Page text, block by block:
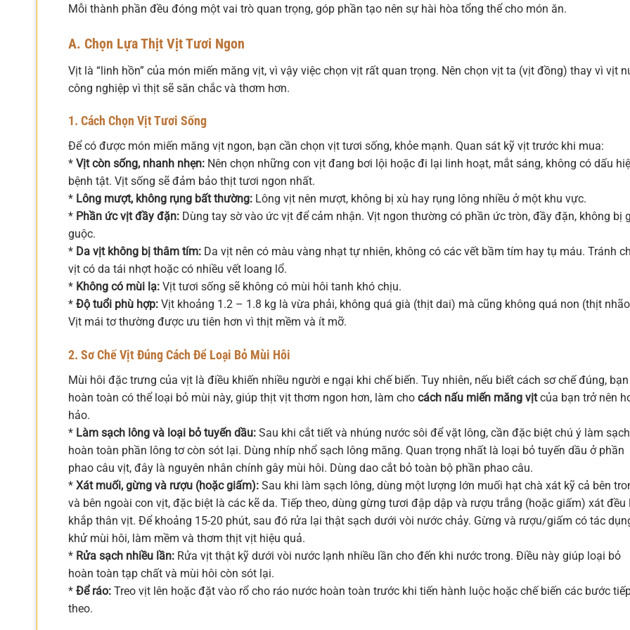
Mỗi thành phần đều đóng một vai trò quan trọng, góp phần tạo nên sự hài hòa tổng thể cho món ăn.
A. Chọn Lựa Thịt Vịt Tươi Ngon
Vịt là “linh hồn” của món miến măng vịt, vì vậy việc chọn vịt rất quan trọng. Nên chọn vịt ta (vịt đồng) thay vì vịt
công nghiệp vì thịt sẽ săn chắc và thơm hơn.
1. Cách Chọn Vịt Tươi Sống
Để có được món miến măng vịt ngon, bạn cần chọn vịt tươi sống, khỏe mạnh. Quan sát kỹ vịt trước khi mua:
* Vịt còn sống, nhanh nhẹn: Nên chọn những con vịt đang bơi lội hoặc đi lại linh hoạt, mắt sáng, không có dấu
bệnh tật. Vịt sống sẽ đảm bảo thịt tươi ngon nhất.
* Lông mượt, không rụng bất thường: Lông vịt nên mượt, không bị xù hay rụng lông nhiều ở một khu vực.
* Phần ức vịt đầy đặn: Dùng tay sờ vào ức vịt để cảm nhận. Vịt ngon thường có phần ức tròn, đầy đặn, không bị
guộc.
* Da vịt không bị thâm tím: Da vịt nên có màu vàng nhạt tự nhiên, không có các vết bầm tím hay tụ máu. Tránh
vịt có da tái nhợt hoặc có nhiều vết loang lổ.
* Không có mùi lạ: Vịt tươi sống sẽ không có mùi hôi tanh khó chịu.
* Độ tuổi phù hợp: Vịt khoảng 1.2 – 1.8 kg là vừa phải, không quá già (thịt dai) mà cũng không quá non (thịt
Vịt mái tơ thường được ưu tiên hơn vì thịt mềm và ít mỡ.
2. Sơ Chế Vịt Đúng Cách Để Loại Bỏ Mùi Hôi
Mùi hôi đặc trưng của vịt là điều khiến nhiều người e ngại khi chế biến. Tuy nhiên, nếu biết cách sơ chế đúng, bạn
hoàn toàn có thể loại bỏ mùi này, giúp thịt vịt thơm ngon hơn, làm cho cách nấu miến măng vịtcủa bạn trở nên
hảo.
* Làm sạch lông và loại bỏ tuyến dầu: Sau khi cắt tiết và nhúng nước sôi để vặt lông, cần đặc biệt chú ý làm sạch
hoàn toàn phần lông tơ còn sót lại. Dùng nhíp nhổ sạch lông măng. Quan trọng nhất là loại bỏ tuyến dầu ở phần
phao câu vịt, đây là nguyên nhân chính gây mùi hôi. Dùng dao cắt bỏ toàn bộ phần phao câu.
* Xát muối, gừng và rượu (hoặc giấm): Sau khi làm sạch lông, dùng một lượng lớn muối hạt chà xát kỹ cả bên
và bên ngoài con vịt, đặc biệt là các kẽ da. Tiếp theo, dùng gừng tươi đập dập và rượu trắng (hoặc giấm) xát đều
khắp thân vịt. Để khoảng 15-20 phút, sau đó rửa lại thật sạch dưới vòi nước chảy. Gừng và rượu/giấm có tác
khử mùi hôi, làm mềm và thơm thịt vịt hiệu quả.
* Rửa sạch nhiều lần: Rửa vịt thật kỹ dưới vòi nước lạnh nhiều lần cho đến khi nước trong. Điều này giúp loại bỏ
hoàn toàn tạp chất và mùi hôi còn sót lại.
* Để ráo: Treo vịt lên hoặc đặt vào rổ cho ráo nước hoàn toàn trước khi tiến hành luộc hoặc chế biến các bước
theo.